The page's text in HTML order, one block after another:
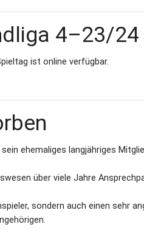
4–23/
ist online verfügbar.
sein ehemaliges langjähriges
über viele Jahre
sondern auch einen sehr